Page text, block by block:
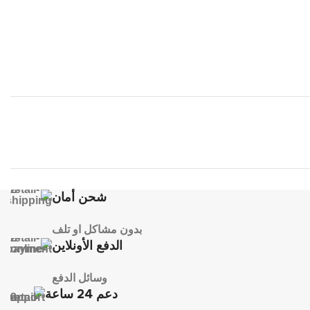
شحن أمان
بدون مشاكل او تلف
الدفع الأونلاين
وسائل الدفع
دعم 24 ساعة